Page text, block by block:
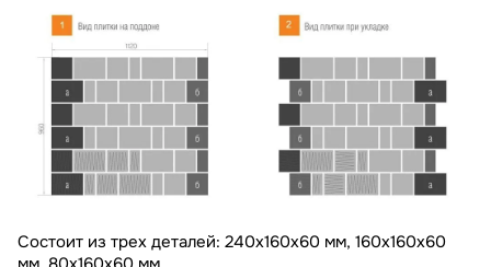
Состоит из трех деталей: 240х160х60 мм, 160х160х60